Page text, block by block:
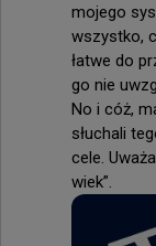
mojego
wszystko,
łatwe do
go nie
No i cóż,
słuchali
cele.
wiek”.